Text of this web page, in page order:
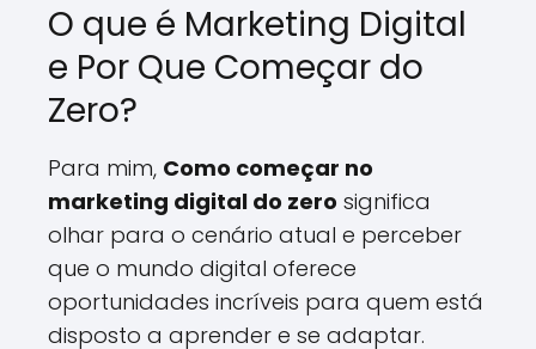
O que é Marketing Digital
e Por Que Começar do
Zero?
Para mim, Como começar no
marketing digital do zero significa
olhar para o cenário atual e perceber
que o mundo digital oferece
oportunidades incríveis para quem está
disposto a aprender e se adaptar.